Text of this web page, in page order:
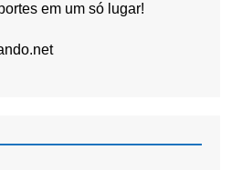
em um só lugar!